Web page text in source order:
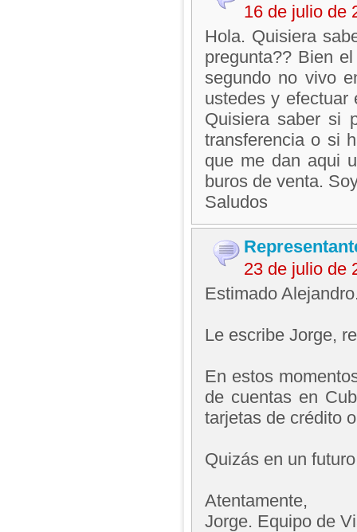
16 de julio de
Hola. Quisiera
pregunta?? Bien
segundo no vivo
ustedes y
Quisiera saber si
transferencia o si
que me dan aqui
buros de venta.
Saludos
23 de julio de
Estimado
Le escribe Jorge,
En estos
de cuentas en
tarjetas de crédito
Quizás en un
Atentamente,
Jorge. Equipo de